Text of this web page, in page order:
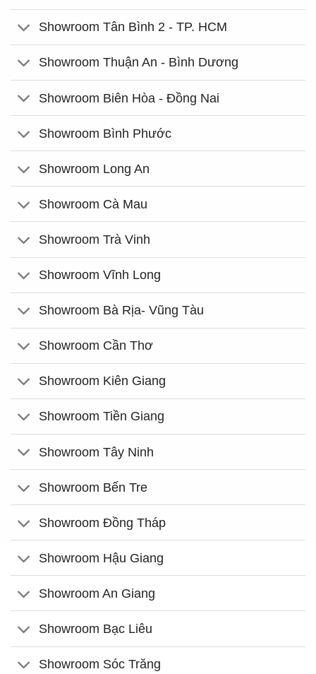
Showroom Tân Bình 2 - TP. HCM
Showroom Thuận An - Bình Dương
Showroom Biên Hòa - Đồng Nai
Showroom Bình Phước
Showroom Long An
Showroom Cà Mau
Showroom Trà Vinh
Showroom Vĩnh Long
Showroom Bà Rịa- Vũng Tàu
Showroom Cần Thơ
Showroom Kiên Giang
Showroom Tiền Giang
Showroom Tây Ninh
Showroom Bến Tre
Showroom Đồng Tháp
Showroom Hậu Giang
Showroom An Giang
Showroom Bạc Liêu
Showroom Sóc Trăng